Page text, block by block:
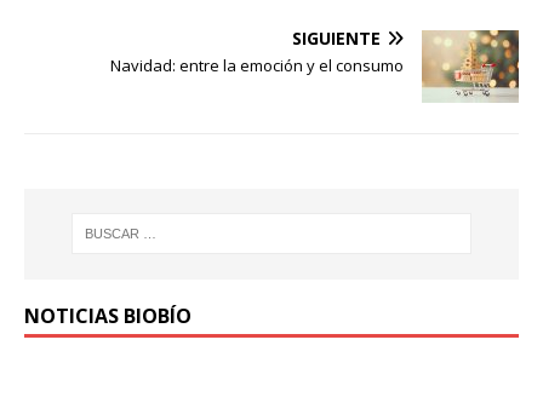
SIGUIENTE
Navidad: entre la emoción y el consumo
NOTICIAS BIOBÍO